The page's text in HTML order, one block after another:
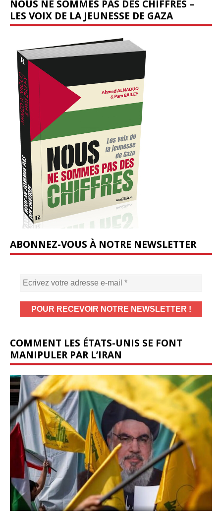
NOUS NE SOMMES PAS DES CHIFFRES –
LES VOIX DE LA JEUNESSE DE GAZA
ABONNEZ-VOUS À NOTRE NEWSLETTER
COMMENT LES ÉTATS-UNIS SE FONT
MANIPULER PAR L’IRAN